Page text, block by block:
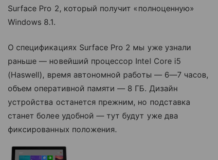
Surface Pro 2, который получит «полноценную»
Windows 8.1.
О спецификациях Surface Pro 2 мы уже узнали
раньше — новейший процессор Intel Core i5
(Haswell), время автономной работы — 6—7 часов,
объем оперативной памяти — 8 ГБ. Дизайн
устройства останется прежним, но подставка
станет более удобной — тут будут уже два
фиксированных положения.